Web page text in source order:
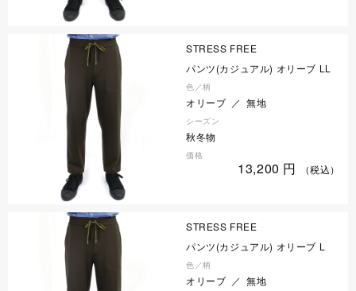
STRESS FREE
パンツ(カジュアル) オリーブ LL
色／柄
オリーブ ／ 無地
シーズン
秋冬物
価格
13,200 円 （税込）
STRESS FREE
パンツ(カジュアル) オリーブ L
色／柄
オリーブ ／ 無地